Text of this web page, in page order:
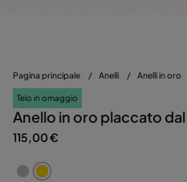
Pagina principale / Anelli / Anelli in oro
Telo in omaggio
Anello in oro placcato
115,00 €